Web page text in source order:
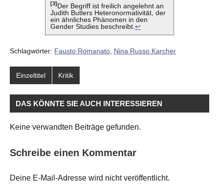
[3] Der Begriff ist freilich angelehnt an
Judith Butlers Heteronormativität, der
ein ähnliches Phänomen in den
Gender Studies beschreibt. ↩
Schlagwörter: Fausto Romanato Nina Russo Karcher
Einzeltitel Kritik
DAS KÖNNTE SIE AUCH INTERESSIEREN
Keine verwandten Beiträge gefunden.
Schreibe einen Kommentar
Deine E-Mail-Adresse wird nicht veröffentlicht.